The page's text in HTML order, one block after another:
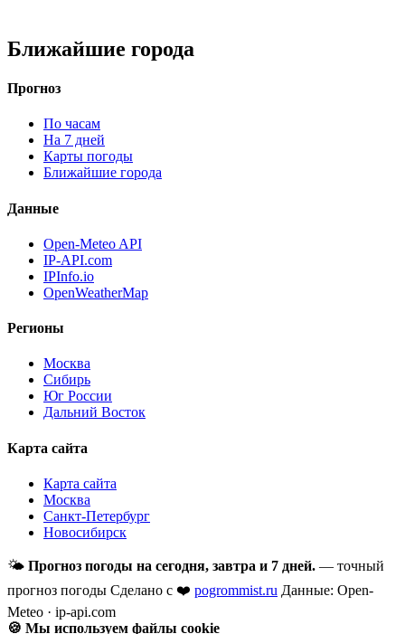
Ближайшие города
Прогноз
По часам
На 7 дней
Карты погоды
Ближайшие города
Данные
Open-Meteo API
IP-API.com
IPInfo.io
OpenWeatherMap
Регионы
Москва
Сибирь
Юг России
Дальний Восток
Карта сайта
Карта сайта
Москва
Санкт-Петербург
Новосибирск
🌤 Прогноз погоды на сегодня, завтра и 7 дней. — точный
прогноз погоды Сделано с ❤️ pogrommist.ru Данные: Open-
Meteo · ip-api.com
🍪 Мы используем файлы cookie